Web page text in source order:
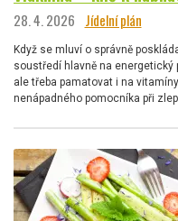
28. 4. 2026 Jídelní plán
Když se mluví o správně
soustředí hlavně na energetický
ale třeba pamatovat i na
nenápadného pomocníka při